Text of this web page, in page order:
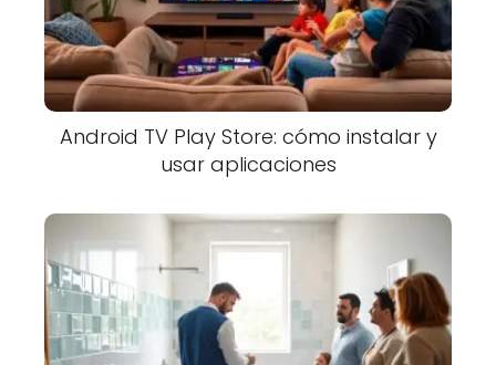
Android TV Play Store: cómo instalar y
usar aplicaciones